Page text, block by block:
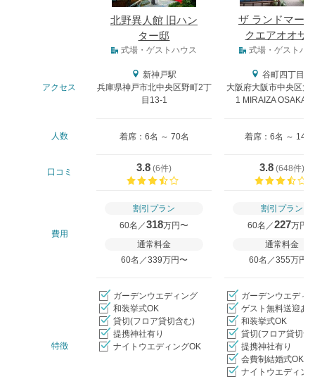
北野異人館 旧ハン
ター邸
ザ ランドマー
クエアオオサ
式場・ゲストハウス 式場・ゲストハ
アクセス
新神戸駅
兵庫県神戸市北中央区野町2丁
目13-1
谷町四丁目駅
大阪府大阪市中央区大
1 MIRAIZA OSAKA-
人数 着席：6名 ～ 70名 着席：6名 ～ 146
口コミ 3.8 (6件)
3.8 (648件)
費用
割引プラン
60名／318万円〜
通常料金
60名／339万円〜
割引プラン
60名／227万円
通常料金
60名／355万円〜
特徴
ガーデンウエディング
和装挙式OK
貸切(フロア貸切含む)
提携神社有り
ナイトウエディングOK
ガーデンウエディ
ゲスト無料送迎あ
和装挙式OK
貸切(フロア貸切含
提携神社有り
会費制結婚式OK
ナイトウエディン